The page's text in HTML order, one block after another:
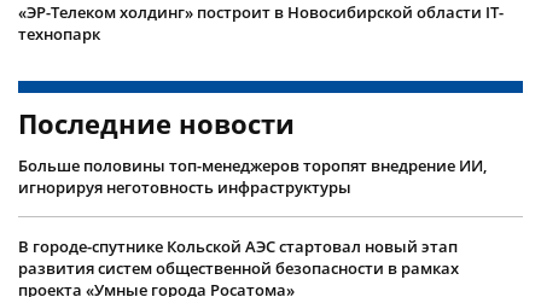
«ЭР-Телеком холдинг» построит в Новосибирской области IT-
технопарк
Последние новости
Больше половины топ-менеджеров торопят внедрение ИИ,
игнорируя неготовность инфраструктуры
В городе-спутнике Кольской АЭС стартовал новый этап
развития систем общественной безопасности в рамках
проекта «Умные города Росатома»